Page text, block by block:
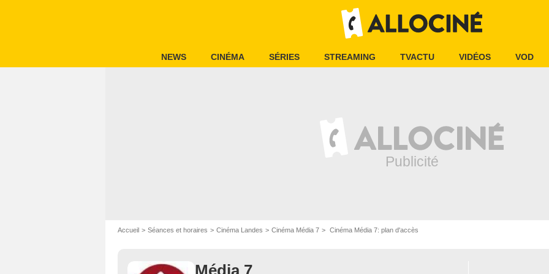
NEWS CINÉMA SÉRIES STREAMING TVACTU VIDÉOS VOD
Accueil Séances et horaires Cinéma Landes Cinéma Média 7 Cinéma Média 7: plan d'accès
Média 7